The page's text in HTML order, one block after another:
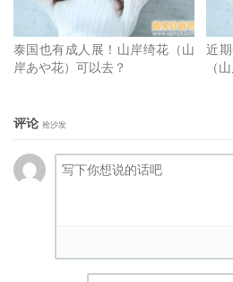
泰国也有成人展！山岸绮花（山
岸あや花）可以去？
近
（
评论 抢沙发